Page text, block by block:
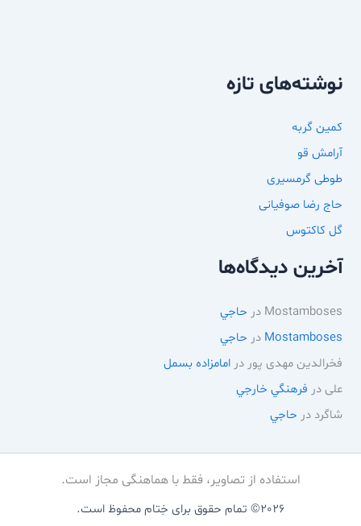
نوشته‌های تازه
کمین گربه
آرامش قو
طوطی گرمسیری
حاج رضا صوفیانی
گل کاکتوس
آخرین دیدگاه‌ها
Mostamboses در حاجي
Mostamboses در حاجي
فخرالدین مهدی پور درامامزاده بسمل
علی در فرهنگي خارجي
شاگرد در حاجي
استفاده از تصاویر، فقط با هماهنگی مجاز است.
2026© تمام حقوق برای خِتام محفوظ است.